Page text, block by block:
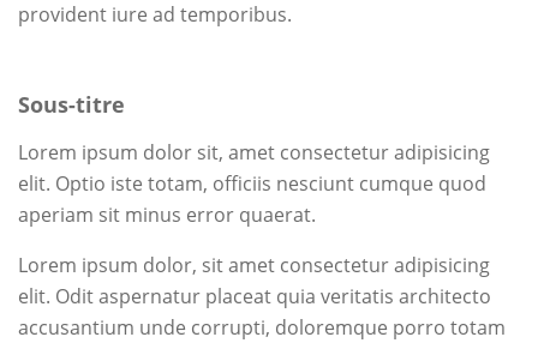
provident iure ad temporibus.
Sous-titre
Lorem ipsum dolor sit, amet consectetur adipisicing
elit. Optio iste totam, officiis nesciunt cumque quod
aperiam sit minus error quaerat.
Lorem ipsum dolor, sit amet consectetur adipisicing
elit. Odit aspernatur placeat quia veritatis architecto
accusantium unde corrupti, doloremque porro totam